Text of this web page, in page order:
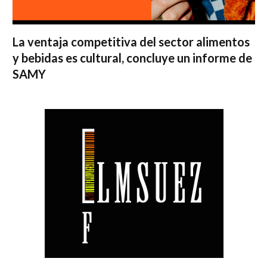
La ventaja competitiva del sector alimentos
y bebidas es cultural, concluye un informe de
SAMY